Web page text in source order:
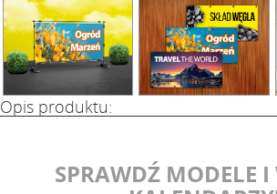
Opis produktu:
SPRAWDŹ MODELE I